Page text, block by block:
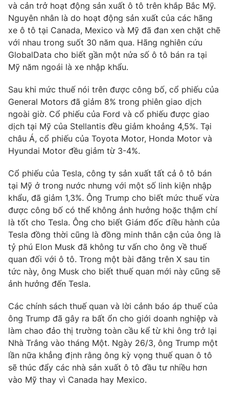
và cản trở hoạt động sản xuất ô tô trên khắp Bắc Mỹ.
Nguyên nhân là do hoạt động sản xuất của các hãng
xe ô tô tại Canada, Mexico và Mỹ đã đan xen chặt chẽ
với nhau trong suốt 30 năm qua. Hãng nghiên cứu
GlobalData cho biết gần một nửa số ô tô bán ra tại
Mỹ năm ngoái là xe nhập khẩu.
Sau khi mức thuế nói trên được công bố, cổ phiếu của
General Motors đã giảm 8% trong phiên giao dịch
ngoài giờ. Cổ phiếu của Ford và cổ phiếu được giao
dịch tại Mỹ của Stellantis đều giảm khoảng 4,5%. Tại
châu Á, cổ phiếu của Toyota Motor, Honda Motor và
Hyundai Motor đều giảm từ 3-4%.
Cổ phiếu của Tesla, công ty sản xuất tất cả ô tô bán
tại Mỹ ở trong nước nhưng với một số linh kiện nhập
khẩu, đã giảm 1,3%. Ông Trump cho biết mức thuế vừa
được công bố có thể không ảnh hưởng hoặc thậm chí
là tốt cho Tesla. Ông cho biết Giám đốc điều hành của
Tesla đồng thời cũng là đồng minh thân cận của ông là
tỷ phú Elon Musk đã không tư vấn cho ông về thuế
quan đối với ô tô. Trong một bài đăng trên X sau tin
tức này, ông Musk cho biết thuế quan mới này cũng sẽ
ảnh hưởng đến Tesla.
Các chính sách thuế quan và lời cảnh báo áp thuế của
ông Trump đã gây ra bất ổn cho giới doanh nghiệp và
làm chao đảo thị trường toàn cầu kể từ khi ông trở lại
Nhà Trắng vào tháng Một. Ngày 26/3, ông Trump một
lần nữa khẳng định rằng ông kỳ vọng thuế quan ô tô
sẽ thúc đẩy các nhà sản xuất ô tô đầu tư nhiều hơn
vào Mỹ thay vì Canada hay Mexico.